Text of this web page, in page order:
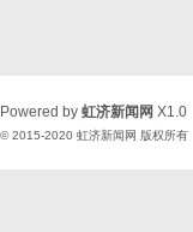
Powered by 虹济新闻网 X1.0
© 2015-2020 虹济新闻网 版权所有